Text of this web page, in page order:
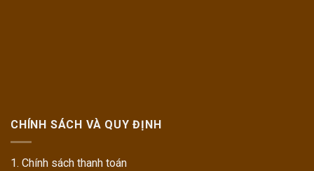
CHÍNH SÁCH VÀ QUY ĐỊNH
1. Chính sách thanh toán